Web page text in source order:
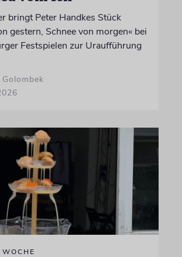
bringt Peter Handkes Stück
gestern, Schnee von morgen« bei
Festspielen zur Uraufführung